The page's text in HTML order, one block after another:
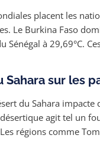
placent les
Le Burkina Faso
Sénégal à 29,69°C.
Sahara sur les
du Sahara
agit tel un
régions comme